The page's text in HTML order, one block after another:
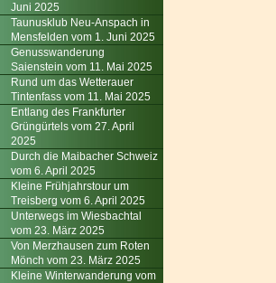
Juni 2025
Taunusklub Neu-Anspach in
Mensfelden vom 1. Juni 2025
Genusswanderung
Saienstein vom 11. Mai 2025
Rund um das Wetterauer
Tintenfass vom 11. Mai 2025
Entlang des Frankfurter
Grüngürtels vom 27. April
2025
Durch die Maibacher Schweiz
vom 6. April 2025
Kleine Frühjahrstour um
Treisberg vom 6. April 2025
Unterwegs im Wiesbachtal
vom 23. März 2025
Von Merzhausen zum Roten
Mönch vom 23. März 2025
Kleine Winterwanderung vom